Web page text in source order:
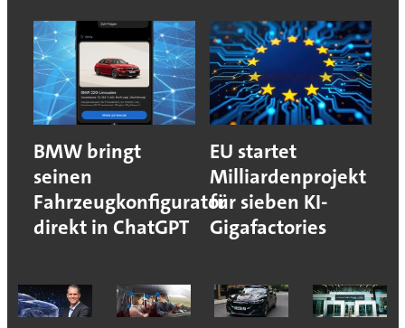
BMW bringt
seinen
Fahrzeugkonfigurator
direkt in ChatGPT
EU startet
Milliardenprojekt
für sieben KI-
Gigafactories